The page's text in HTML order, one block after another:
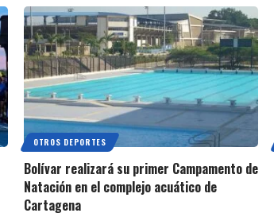
OTROS DEPORTES
Bolívar realizará su primer Campamento de
Natación en el complejo acuático de
Cartagena